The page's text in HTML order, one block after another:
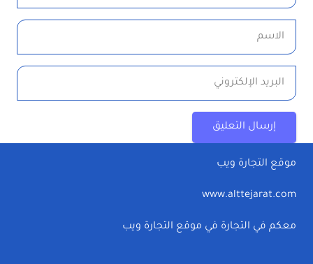
إرسال التعليق
موقع التجارة ويب
www.alttejarat.com
معكم في التجارة في موقع التجارة ويب